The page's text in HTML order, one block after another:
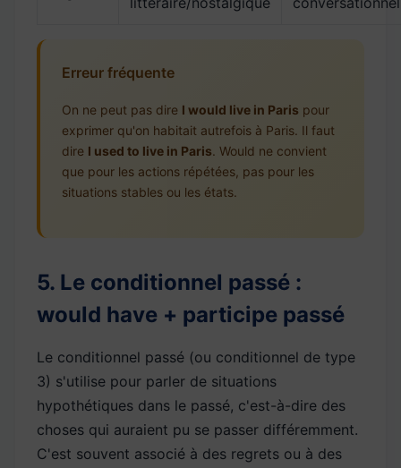
Erreur fréquente
On ne peut pas dire I would live in Paris pour
exprimer qu'on habitait autrefois à Paris. Il faut
dire I used to live in Paris. Would ne convient
que pour les actions répétées, pas pour les
situations stables ou les états.
5. Le conditionnel passé :
would have + participe passé
Le conditionnel passé (ou conditionnel de type
3) s'utilise pour parler de situations
hypothétiques dans le passé, c'est-à-dire des
choses qui auraient pu se passer différemment.
C'est souvent associé à des regrets ou à des